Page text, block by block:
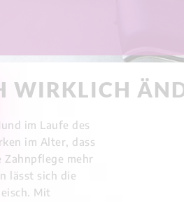
WIRKLICH
im Laufe des
im Alter, dass
mehr
lässt sich die
Mit